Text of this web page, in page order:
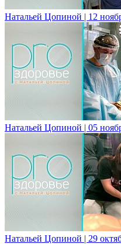
Натальей Цопиной | 12
Натальей Цопиной | 05
Натальей Цопиной | 29